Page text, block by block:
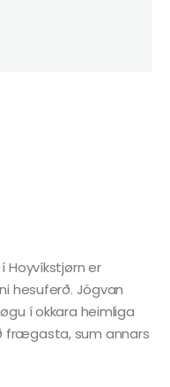
Hoyvíkstjørn er
hesuferð. Jógvan
í okkara heimliga
frægasta, sum annars